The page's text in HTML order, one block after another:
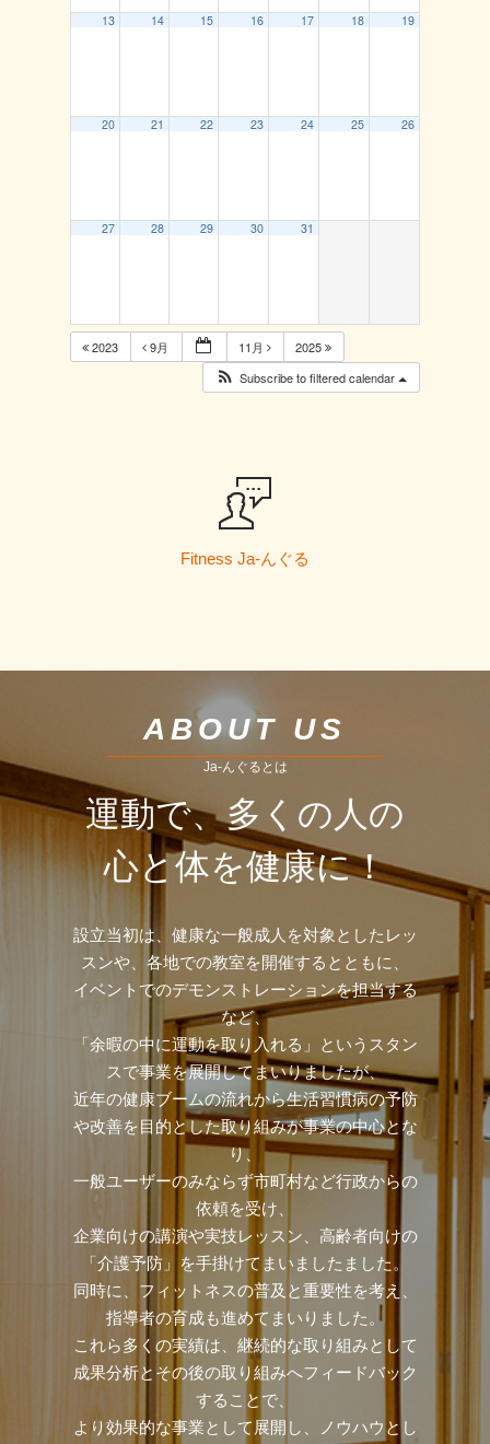
13 14 15 16 17 18 19
20 21 22 23 24 25 26
27 28 29 30 31
2023 9月 11月
2025
Subscribe to filtered calendar
Fitness Ja-んぐる
ABOUT US
Ja-んぐるとは
運動で、多くの人の
心と体を健康に！
設立当初は、健康な一般成人を対象としたレッ
スンや、各地での教室を開催するとともに、
イベントでのデモンストレーションを担当する
など、
「余暇の中に運動を取り入れる」というスタン
スで事業を展開してまいりましたが、
近年の健康ブームの流れから生活習慣病の予防
や改善を目的とした取り組みが事業の中心とな
り、
一般ユーザーのみならず市町村など行政からの
依頼を受け、
企業向けの講演や実技レッスン、高齢者向けの
「介護予防」を手掛けてまいましたました。
同時に、フィットネスの普及と重要性を考え、
指導者の育成も進めてまいりました。
これら多くの実績は、継続的な取り組みとして
成果分析とその後の取り組みへフィードバック
することで、
より効果的な事業として展開し、ノウハウとし